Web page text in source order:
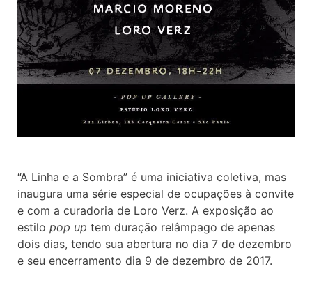
“A Linha e a Sombra” é uma iniciativa coletiva, mas
inaugura uma série especial de ocupações à convite
e com a curadoria de Loro Verz. A exposição ao
estilo pop up tem duração relâmpago de apenas
dois dias, tendo sua abertura no dia 7 de dezembro
e seu encerramento dia 9 de dezembro de 2017.